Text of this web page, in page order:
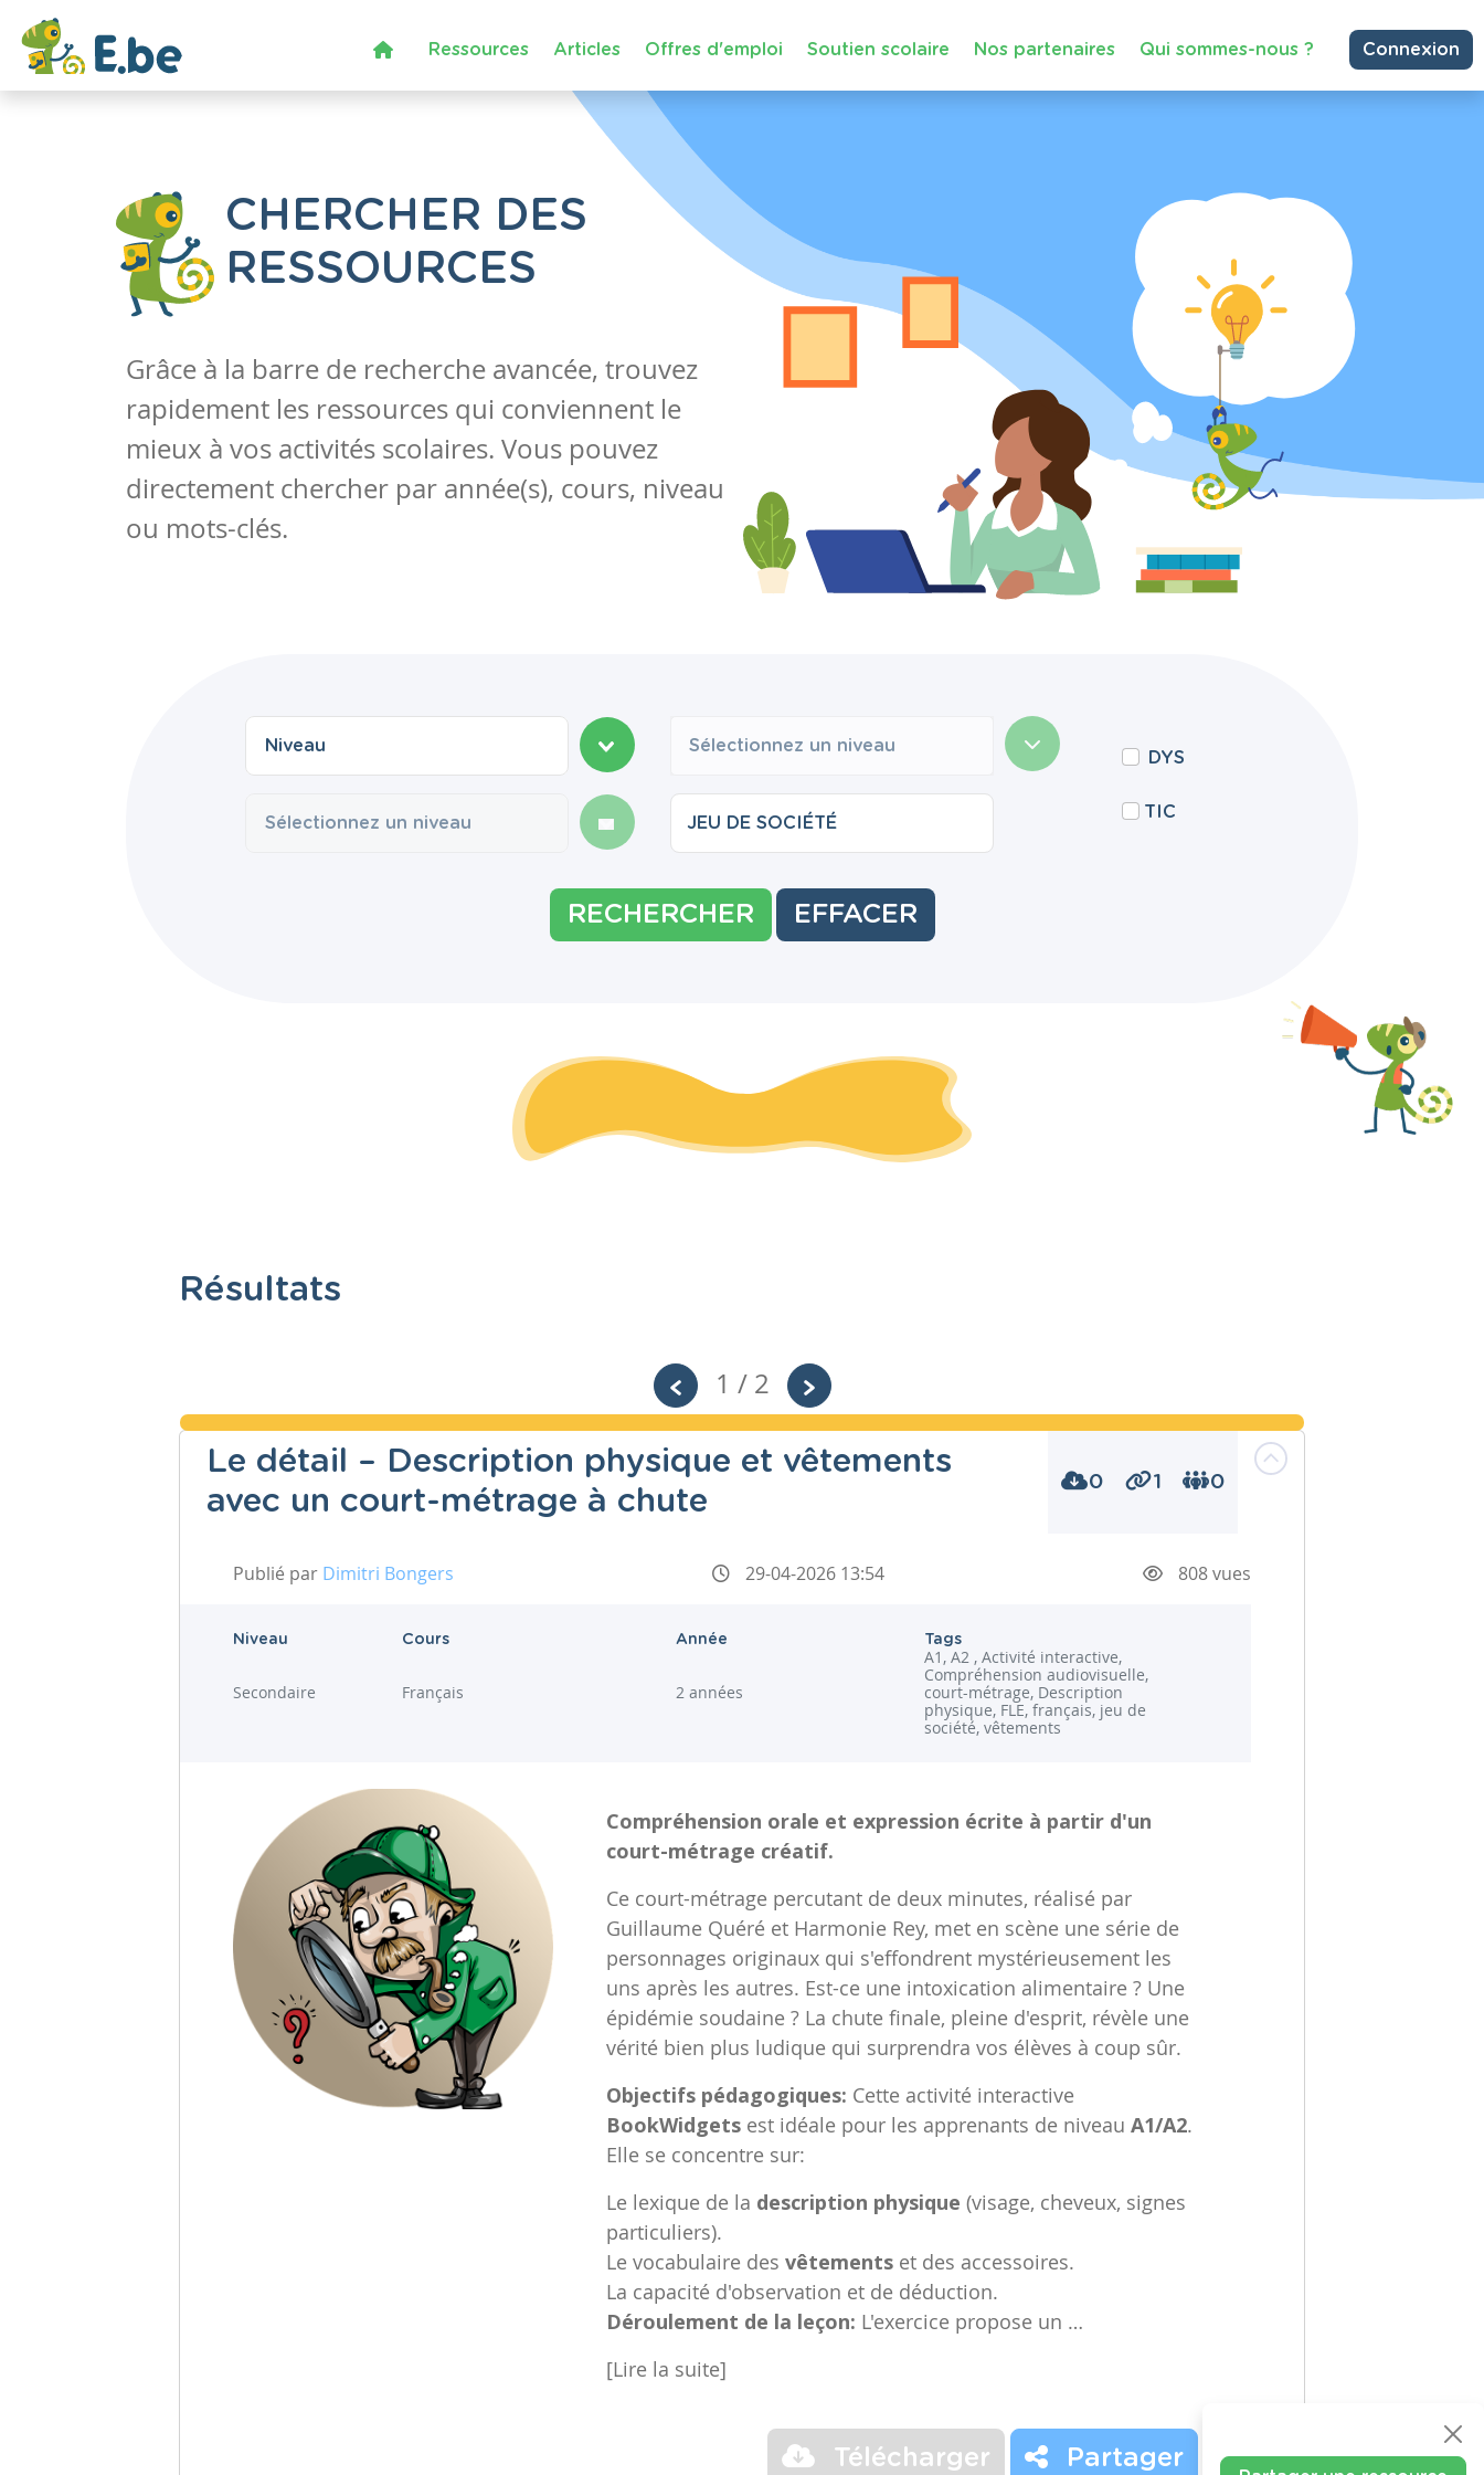
Ressources Articles Offres d'emploi Soutien scolaire Nos partenaires Qui sommes-nous ? Connexion
CHERCHER DES
RESSOURCES
Grâce à la barre de recherche avancée, trouvez
rapidement les ressources qui conviennent le
mieux à vos activités scolaires. Vous pouvez
directement chercher par année(s), cours, niveau
ou mots-clés.
Sélectionnez un niveau
DYS
TIC
RECHERCHER EFFACER
Résultats
1 / 2
Le détail – Description physique et vêtements
avec un court-métrage à chute
0 1 0
Publié par Dimitri Bongers 29-04-2026 13:54 808 vues
Niveau
Secondaire
Cours
Français
Année
2 années
Tags
A1, A2 , Activité interactive,
Compréhension audiovisuelle,
court-métrage, Description
physique, FLE, français, jeu de
société, vêtements
Compréhension orale et expression écrite à partir d'un
court-métrage créatif.
Ce court-métrage percutant de deux minutes, réalisé par
Guillaume Quéré et Harmonie Rey, met en scène une série de
personnages originaux qui s'effondrent mystérieusement les
uns après les autres. Est-ce une intoxication alimentaire ? Une
épidémie soudaine ? La chute finale, pleine d'esprit, révèle une
vérité bien plus ludique qui surprendra vos élèves à coup sûr.
Objectifs pédagogiques: Cette activité interactive
BookWidgets est idéale pour les apprenants de niveau A1/A2.
Elle se concentre sur:
Le lexique de la description physique (visage, cheveux, signes
particuliers).
Le vocabulaire des vêtements et des accessoires.
La capacité d'observation et de déduction.
Déroulement de la leçon: L'exercice propose un …
[Lire la suite]
Télécharger Partager